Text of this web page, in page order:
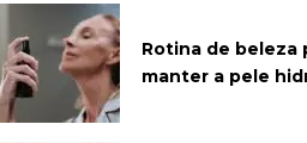
Rotina de beleza
manter a pele